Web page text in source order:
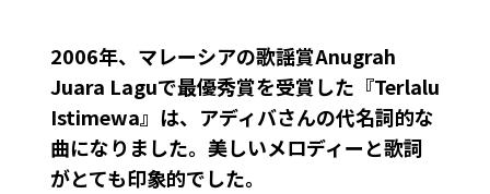
2006年、マレーシアの歌謡賞Anugrah
Juara Laguで最優秀賞を受賞した『Terlalu
Istimewa』は、アディバさんの代名詞的な
曲になりました。美しいメロディーと歌詞
がとても印象的でした。